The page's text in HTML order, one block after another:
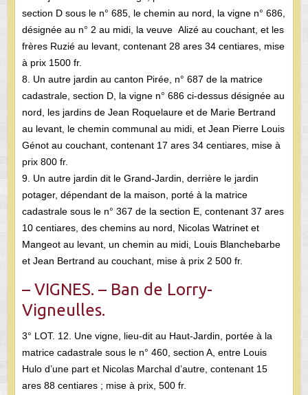
section D sous le n° 685, le chemin au nord, la vigne n° 686,
désignée au n° 2 au midi, la veuve Alizé au couchant, et les
frères Ruzié au levant, contenant 28 ares 34 centiares, mise
à prix 1500 fr.
8. Un autre jardin au canton Pirée, n° 687 de la matrice
cadastrale, section D, la vigne n° 686 ci-dessus désignée au
nord, les jardins de Jean Roquelaure et de Marie Bertrand
au levant, le chemin communal au midi, et Jean Pierre Louis
Génot au couchant, contenant 17 ares 34 centiares, mise à
prix 800 fr.
9. Un autre jardin dit le Grand-Jardin, derrière le jardin
potager, dépendant de la maison, porté à la matrice
cadastrale sous le n° 367 de la section E, contenant 37 ares
10 centiares, des chemins au nord, Nicolas Watrinet et
Mangeot au levant, un chemin au midi, Louis Blanchebarbe
et Jean Bertrand au couchant, mise à prix 2 500 fr.
– VIGNES. – Ban de Lorry-
Vigneulles.
3° LOT. 12. Une vigne, lieu-dit au Haut-Jardin, portée à la
matrice cadastrale sous le n° 460, section A, entre Louis
Hulo d’une part et Nicolas Marchal d’autre, contenant 15
ares 88 centiares ; mise à prix, 500 fr.